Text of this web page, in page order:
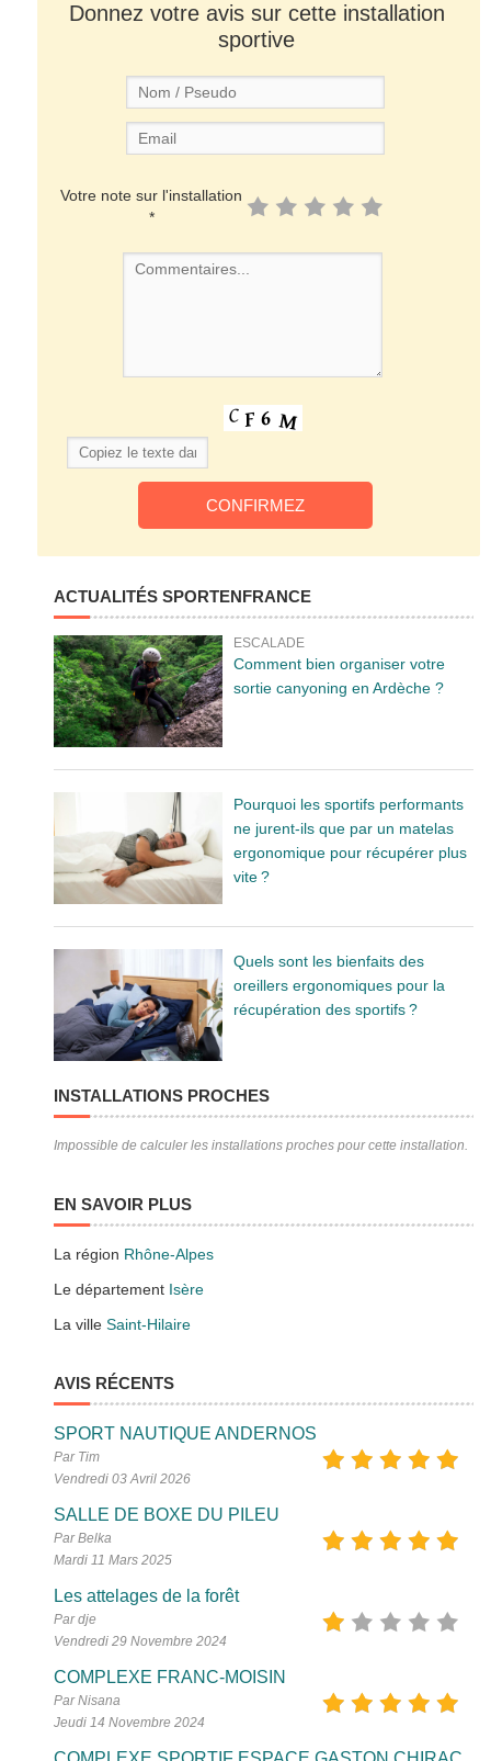
Donnez votre avis sur cette installation
sportive
Votre note sur l'installation
*
ACTUALITÉS SPORTENFRANCE
ESCALADE
Comment bien organiser votre
sortie canyoning en Ardèche ?
Pourquoi les sportifs performants
ne jurent-ils que par un matelas
ergonomique pour récupérer plus
vite ?
Quels sont les bienfaits des
oreillers ergonomiques pour la
récupération des sportifs ?
INSTALLATIONS PROCHES
Impossible de calculer les installations proches pour cette installation.
EN SAVOIR PLUS
La région Rhône-Alpes
Le département Isère
La villeSaint-Hilaire
AVIS RÉCENTS
SPORT NAUTIQUE ANDERNOS
Par Tim
Vendredi 03 Avril 2026
SALLE DE BOXE DU PILEU
Par Belka
Mardi 11 Mars 2025
Les attelages de la forêt
Par dje
Vendredi 29 Novembre 2024
COMPLEXE FRANC-MOISIN
Par Nisana
Jeudi 14 Novembre 2024